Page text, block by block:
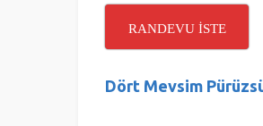
RANDEVU İSTE
Dört Mevsim